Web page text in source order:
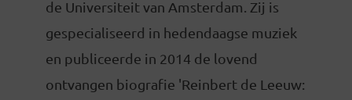
de Universiteit van Amsterdam. Zij is
gespecialiseerd in hedendaagse muziek
en publiceerde in 2014 de lovend
ontvangen biografie 'Reinbert de Leeuw: